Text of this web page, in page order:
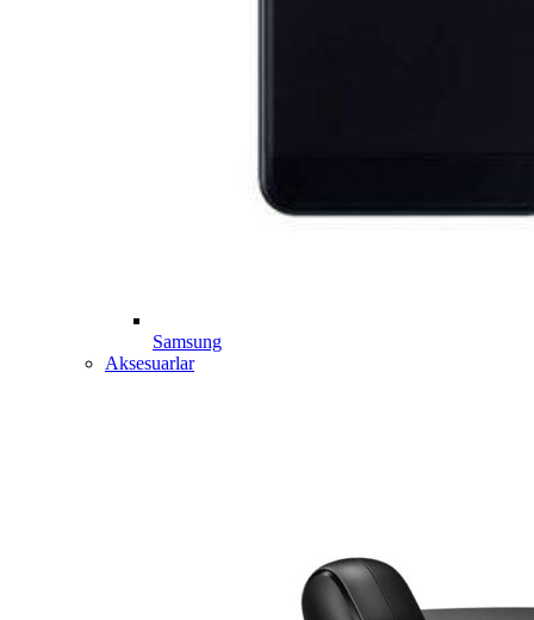
Samsung
Aksesuarlar